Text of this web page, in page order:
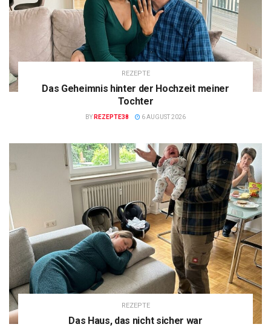
REZEPTE
Das Geheimnis hinter der Hochzeit meiner
Tochter
BY REZEPTE38 6 AUGUST 2026
REZEPTE
Das Haus, das nicht sicher war